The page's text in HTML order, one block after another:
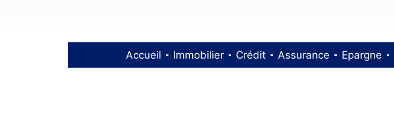
Accueil Immobilier Crédit Assurance Epargne